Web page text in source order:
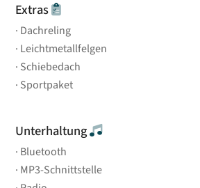
Extras
Dachreling
Leichtmetallfelgen
Schiebedach
Sportpaket
Unterhaltung
Bluetooth
MP3-Schnittstelle